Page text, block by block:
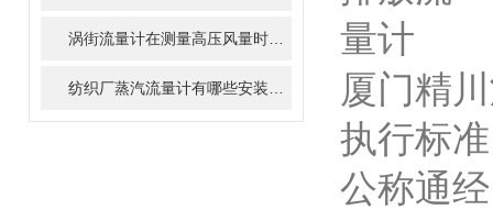
厦门精川
执行标
公称通